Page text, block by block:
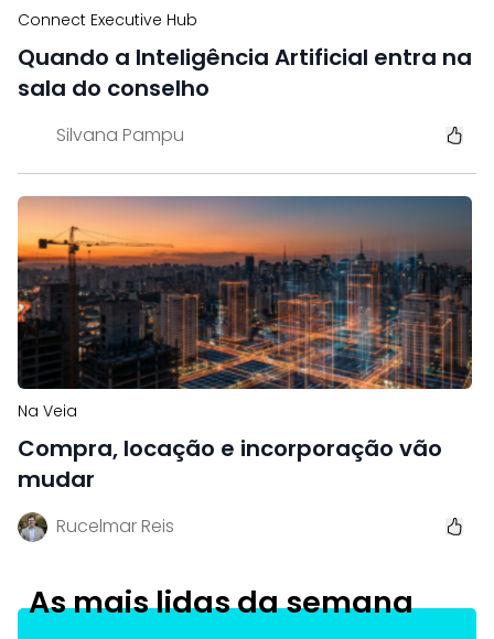
Connect Executive Hub
Quando a Inteligência Artificial entra na
sala do conselho
Silvana Pampu
Na Veia
Compra, locação e incorporação vão
mudar
Rucelmar Reis
As mais lidas da semana